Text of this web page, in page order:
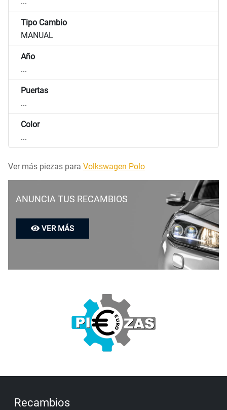
Tipo Cambio
MANUAL
Año
...
Puertas
...
Color
...
Ver más piezas para Volkswagen Polo
ANUNCIA TUS RECAMBIOS
VER MÁS
Recambios